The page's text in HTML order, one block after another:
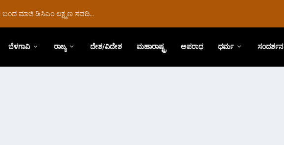
ಮಾಜಿ ಡಿಸಿಎಂ ಲಕ್ಷ್ಮಣ ಸವದಿ...
ಬೆಳಗಾವಿ ರಾಜ್ಯ ದೇಶ/ವಿದೇಶ ಮಹಾರಾಷ್ಟ್ರ ಅಪರಾಧ ಧರ್ಮ ಸಂದರ್ಶನ